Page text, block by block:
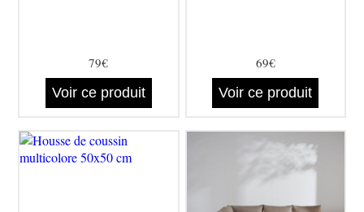
79€
Voir ce produit
69€
Voir ce produit